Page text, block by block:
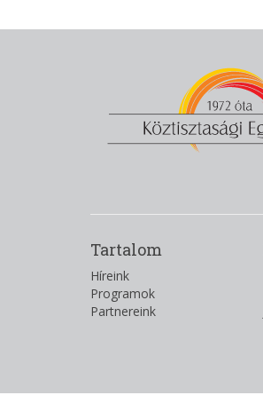
Tartalom
Híreink
Programok
Partnereink